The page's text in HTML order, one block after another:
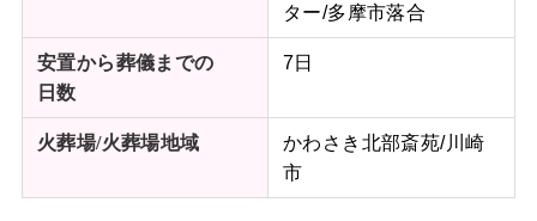
ター/多摩市落合
安置から葬儀までの
日数
7日
火葬場/火葬場地域
かわさき北部斎苑/川崎
市